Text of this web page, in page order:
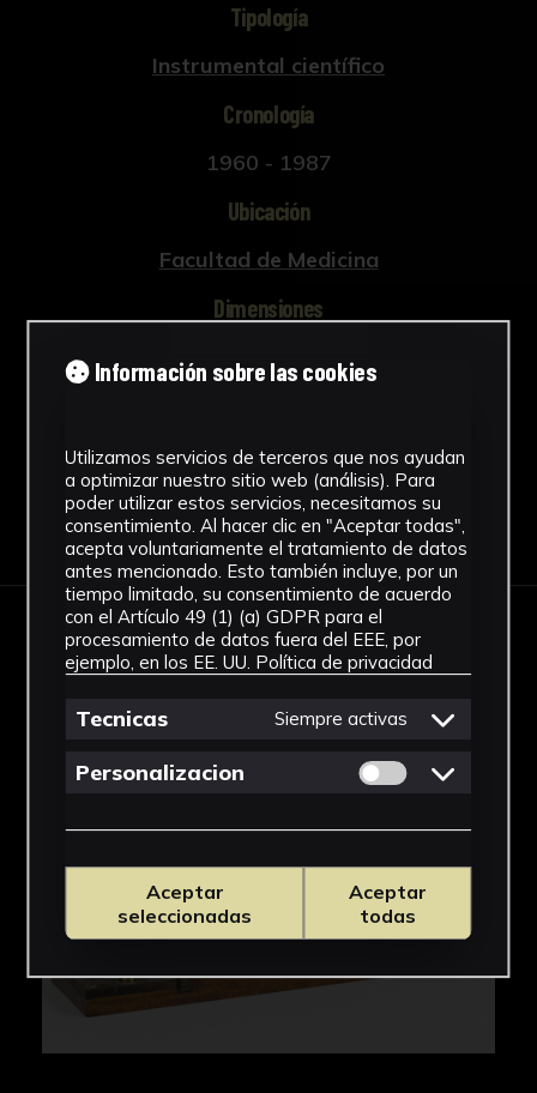
Tipología
Instrumental científico
Cronología
1960 - 1987
Ubicación
Facultad de Medicina
Dimensiones
10 x 16,5 x 32,8 cm.
Ver más
Descargar Ficha
IMÁGENES
Información sobre las cookies
Utilizamos servicios de terceros que nos ayudan
a optimizar nuestro sitio web (análisis). Para
poder utilizar estos servicios, necesitamos su
consentimiento. Al hacer clic en "Aceptar todas",
acepta voluntariamente el tratamiento de datos
antes mencionado. Esto también incluye, por un
tiempo limitado, su consentimiento de acuerdo
con el Artículo 49 (1) (a) GDPR para el
procesamiento de datos fuera del EEE, por
ejemplo, en los EE. UU. Política de privacidad
Tecnicas Siempre activas
Personalizacion Permitir cookies
Aceptar
seleccionadas
Aceptar
todas